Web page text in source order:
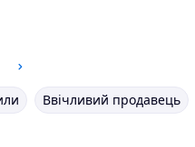
Ввічливий продавець